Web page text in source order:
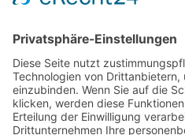
info@picture-partners.com